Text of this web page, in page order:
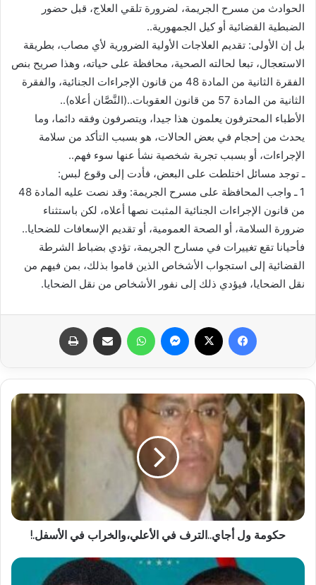
الحوادث من مسرح الجريمة، لضرورة تلقي العلاج، قبل حضور
الضبطية القضائية أو كيل الجمهورية..
بل إن الأولى: تقديم العلاجات الأولية الضرورية لأي مصاب، بطريقة
الاستعجال، تبعا لحالته الصحية، محافظة على حياته، وهذا صريح بنص
الفقرة الثانية من المادة 48 من قانون الإجراءات الجنائية، والفقرة
الثانية من المادة 57 من قانون العقوبات..(النَّصَّان أعلاه)..
الأطباء المحترفون يعلمون هذا جيدا، ويتصرفون وفقه دائما، وما
يحدث من إحجام في بعض الحالات، هو بسبب التأكد من سلامة
الإجراءات، أو بسبب تجربة شخصية نشأ عنها سوء فهم..
ـ توجد مسائل اختلطت على البعض، فأدت إلى وقوع لبس:
1 ـ واجب المحافظة على مسرح الجريمة: وقد نصت عليه المادة 48
من قانون الإجراءات الجنائية المثبت نصها أعلاه، لكن باستثناء
ضرورة السلامة، أو الصحة العمومية، أو تقديم الإسعافات للضحايا..
فأحيانا تقع تغييرات في مسارح الجريمة، تؤدي بضباط الشرطة
القضائية إلى استجواب الأشخاص الذين قاموا بذلك، بمن فيهم من
نقل الضحايا، فيؤدي ذلك إلى نفور الأشخاص من نقل الضحايا.
فيسبوك ماسنجر واتساب مشاركة عبر البريد
حكومة ول أجاي..الترف في الأعلي،والخراب في الأسفل.!